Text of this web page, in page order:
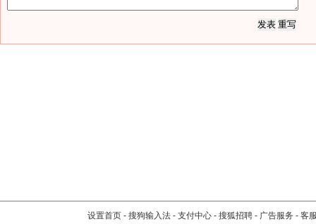
设置首页 - 搜狗输入法 - 支付中心 - 搜狐招聘 - 广告服务 - 客